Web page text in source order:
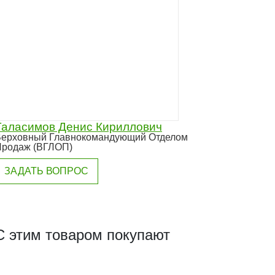
Денис Кириллович
Главнокомандующий Отделом
(ВГЛОП)
ЗАДАТЬ ВОПРОС